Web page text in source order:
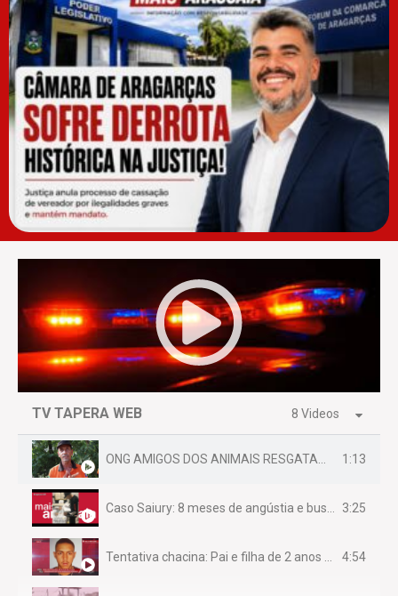
TV TAPERA WEB 8 Videos
1:13
3:25
4:54